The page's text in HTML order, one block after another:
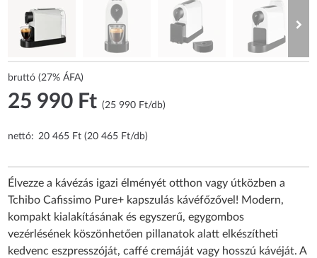
bruttó (27% ÁFA)
25 990 Ft(25 990 Ft/db)
nettó: 20 465 Ft (20 465 Ft/db)
Élvezze a kávézás igazi élményét otthon vagy útközben a
Tchibo Cafissimo Pure+ kapszulás kávéfőzővel! Modern,
kompakt kialakításának és egyszerű, egygombos
vezérlésének köszönhetően pillanatok alatt elkészítheti
kedvenc eszpresszóját, caffé cremáját vagy hosszú kávéját. A